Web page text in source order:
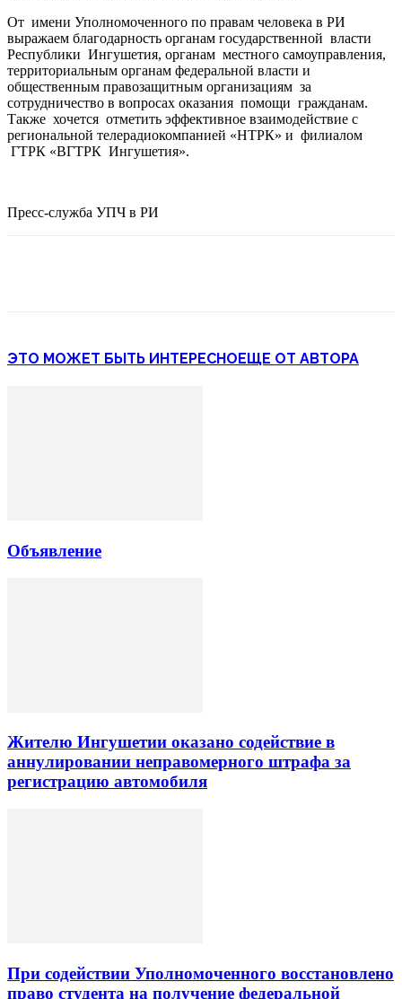
От имени Уполномоченного по правам человека в РИ
выражаем благодарность органам государственной власти
Республики Ингушетия, органам местного самоуправления,
территориальным органам федеральной власти и
общественным правозащитным организациям за
сотрудничество в вопросах оказания помощи гражданам.
Также хочется отметить эффективное взаимодействие с
региональной телерадиокомпанией «НТРК» и филиалом
ГТРК «ВГТРК Ингушетия».
Пресс-служба УПЧ в РИ
ЭТО МОЖЕТ БЫТЬ ИНТЕРЕСНОЕЩЕ ОТ АВТОРА
Объявление
Жителю Ингушетии оказано содействие в
аннулировании неправомерного штрафа за
регистрацию автомобиля
При содействии Уполномоченного восстановлено
право студента на получение федеральной